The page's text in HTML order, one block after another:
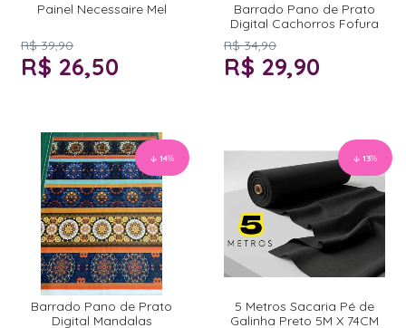
Painel Necessaire Mel
R$ 39,90
R$ 26,50
Barrado Pano de Prato
Digital Cachorros Fofura
R$ 34,90
R$ 29,90
14%
Barrado Pano de Prato
Digital Mandalas
13%
5 Metros Sacaria Pé de
Galinha Preto 5M X 74CM